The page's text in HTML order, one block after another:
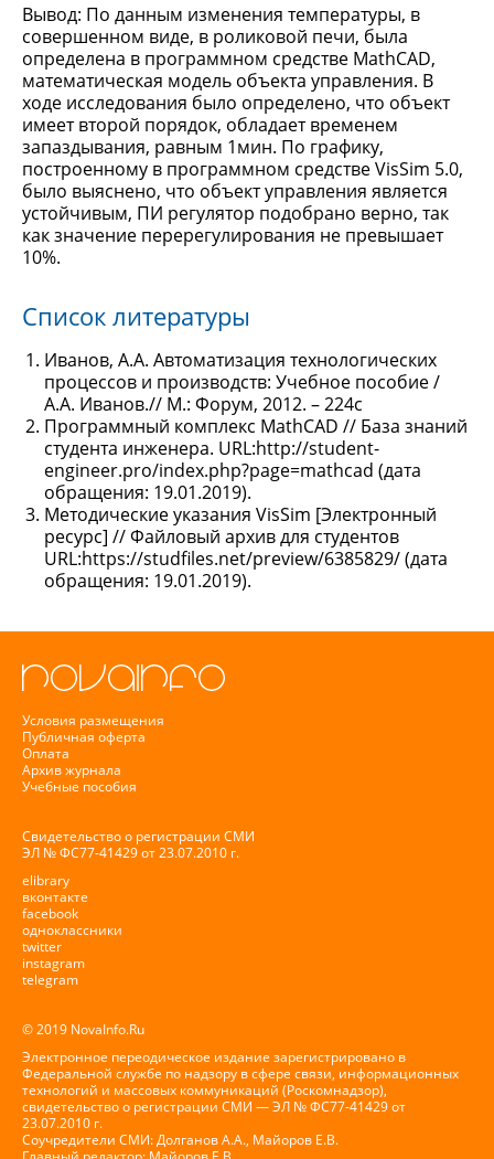
Вывод: По данным изменения температуры, в
совершенном виде, в роликовой печи, была
определена в программном средстве MathCAD,
математическая модель объекта управления. В
ходе исследования было определено, что объект
имеет второй порядок, обладает временем
запаздывания, равным 1мин. По графику,
построенному в программном средстве VisSim 5.0,
было выяснено, что объект управления является
устойчивым, ПИ регулятор подобрано верно, так
как значение перерегулирования не превышает
10%.
Список литературы
Иванов, А.А. Автоматизация технологических
процессов и производств: Учебное пособие /
А.А. Иванов.// М.: Форум, 2012. – 224с
Программный комплекс MathCAD // База знаний
студента инженера. URL:http://student-
engineer.pro/index.php?page=mathcad (дата
обращения: 19.01.2019).
Методические указания VisSim [Электронный
ресурс] // Файловый архив для студентов
URL:https://studfiles.net/preview/6385829/ (дата
обращения: 19.01.2019).
Условия размещения
Публичная оферта
Оплата
Архив журнала
Учебные пособия
Свидетельство о регистрации СМИ
ЭЛ № ФС77-41429 от 23.07.2010 г.
elibrary
вконтакте
facebook
одноклассники
twitter
instagram
telegram
© 2019 NovaInfo.Ru
Электронное переодическое издание зарегистрировано в
Федеральной службе по надзору в сфере связи, информационных
технологий и массовых коммуникаций (Роскомнадзор),
свидетельство о регистрации СМИ — ЭЛ № ФС77-41429 от
23.07.2010 г.
Соучредители СМИ: Долганов А.А., Майоров Е.В.